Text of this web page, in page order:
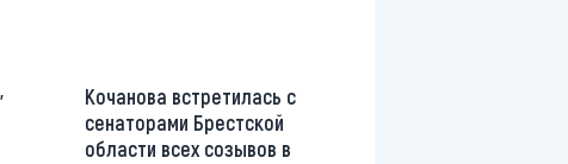
Кочанова встретилась с
сенаторами Брестской
области всех созывов в